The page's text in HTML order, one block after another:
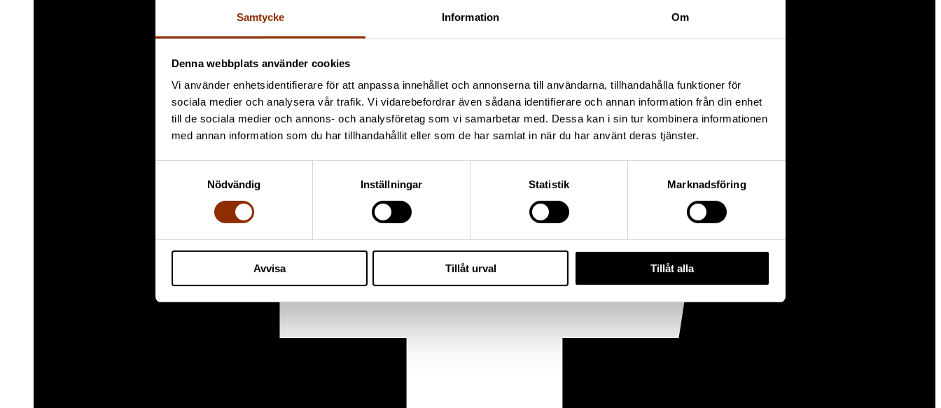
Samtycke Information Om
Denna webbplats använder cookies
Vi använder enhetsidentifierare för att anpassa innehållet och annonserna till användarna, tillhandahålla funktioner för
sociala medier och analysera vår trafik. Vi vidarebefordrar även sådana identifierare och annan information från din enhet
till de sociala medier och annons- och analysföretag som vi samarbetar med. Dessa kan i sin tur kombinera informationen
med annan information som du har tillhandahållit eller som de har samlat in när du har använt deras tjänster.
Nödvändig
Inställningar Statistik Marknadsföring
Avvisa Tillåt urval Tillåt alla